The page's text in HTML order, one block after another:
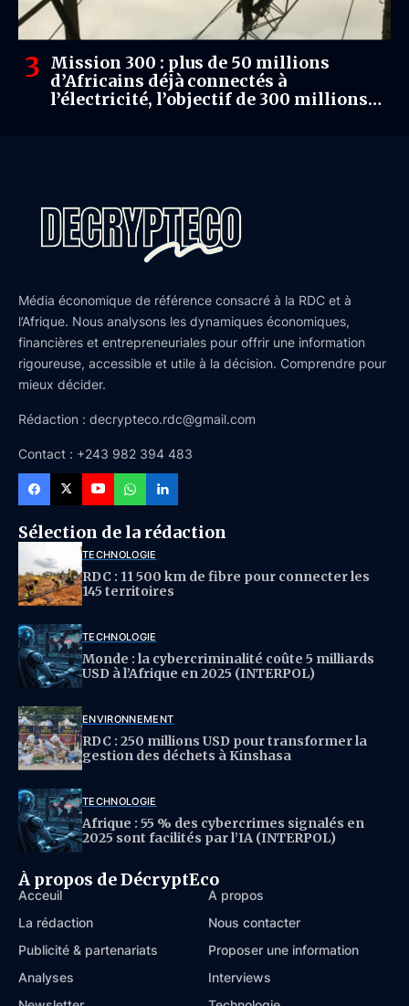
Mission 300 : plus de 50 millions
d’Africains déjà connectés à
l’électricité, l’objectif de 300 millions
Média économique de référence consacré à la RDC et à
l’Afrique. Nous analysons les dynamiques économiques,
financières et entrepreneuriales pour offrir une information
rigoureuse, accessible et utile à la décision. Comprendre pour
mieux décider.
Rédaction : decrypteco.rdc@gmail.com
Contact : +243 982 394 483
Sélection de la rédaction
TECHNOLOGIE
RDC : 11 500 km de fibre pour connecter les
145 territoires
TECHNOLOGIE
Monde : la cybercriminalité coûte 5 milliards
USD à l’Afrique en 2025 (INTERPOL)
ENVIRONNEMENT
RDC : 250 millions USD pour transformer la
gestion des déchets à Kinshasa
TECHNOLOGIE
Afrique : 55 % des cybercrimes signalés en
2025 sont facilités par l’IA (INTERPOL)
À propos de DécryptEco
Acceuil
À propos
La rédaction
Nous contacter
Publicité & partenariats
Proposer une information
Analyses
Interviews